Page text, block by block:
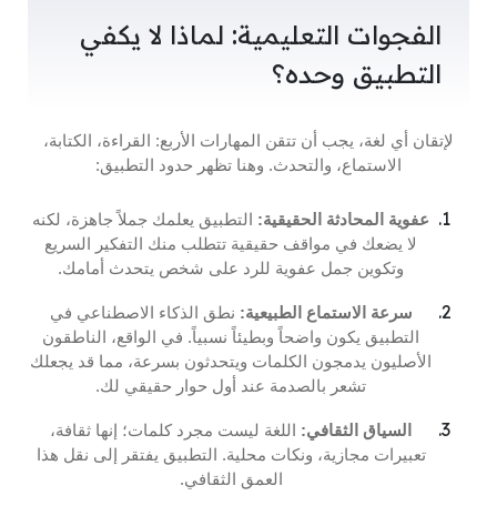
الفجوات التعليمية: لماذا لا يكفي
التطبيق وحده؟
لإتقان أي لغة، يجب أن تتقن المهارات الأربع: القراءة، الكتابة،
الاستماع، والتحدث. وهنا تظهر حدود التطبيق:
عفوية المحادثة الحقيقية: التطبيق يعلمك جملاً جاهزة، لكنه
لا يضعك في مواقف حقيقية تتطلب منك التفكير السريع
وتكوين جمل عفوية للرد على شخص يتحدث أمامك.
سرعة الاستماع الطبيعية: نطق الذكاء الاصطناعي في
التطبيق يكون واضحاً وبطيئاً نسبياً. في الواقع، الناطقون
الأصليون يدمجون الكلمات ويتحدثون بسرعة، مما قد يجعلك
تشعر بالصدمة عند أول حوار حقيقي لك.
السياق الثقافي: اللغة ليست مجرد كلمات؛ إنها ثقافة،
تعبيرات مجازية، ونكات محلية. التطبيق يفتقر إلى نقل هذا
العمق الثقافي.